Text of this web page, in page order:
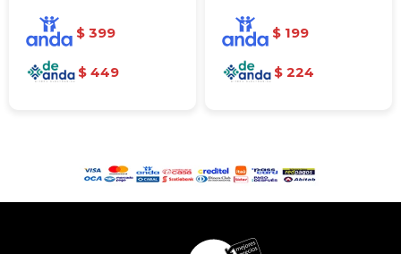
$ 399
$ 449
$ 199
$ 224